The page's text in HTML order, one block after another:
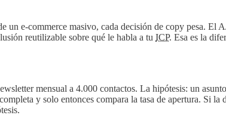
un e-commerce masivo, cada decisión de copy pesa.
reutilizable sobre qué le habla a tu ICP. Esa es la
mensual a 4.000 contactos. La hipótesis: un
y solo entonces compara la tasa de apertura. Si